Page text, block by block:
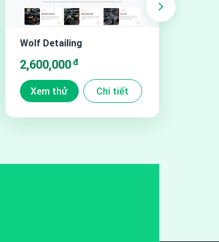
Wolf Detailing
2,600,000đ
Xem thử Chi tiết